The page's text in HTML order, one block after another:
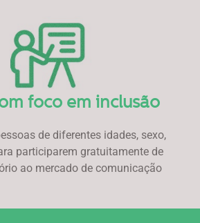
foco em inclusão
de diferentes idades, sexo,
participarem gratuitamente de
ao mercado de comunicação